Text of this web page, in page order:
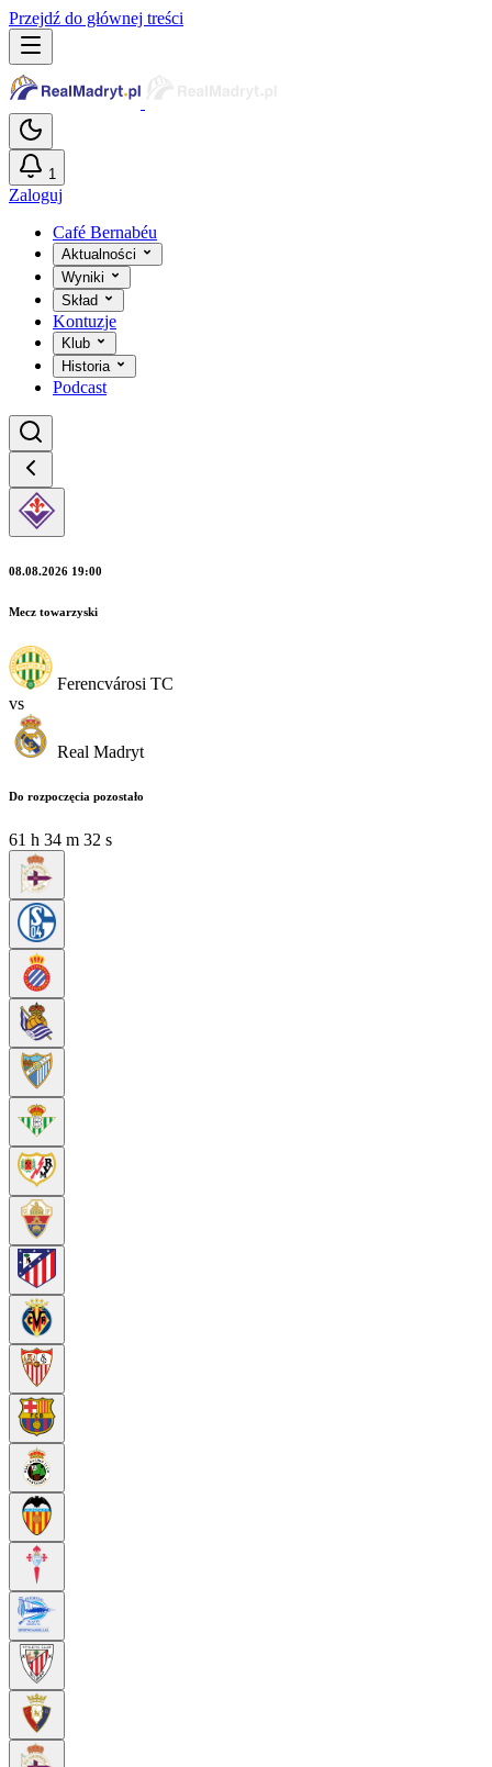
Przejdź do głównej treści
1
Zaloguj
Café Bernabéu
Aktualności
Wyniki
Skład
Kontuzje
Klub
Historia
Podcast
08.08.2026 19:00
Mecz towarzyski
Ferencvárosi TC
vs
Real Madryt
Do rozpoczęcia pozostało
61 h 34 m 31 s